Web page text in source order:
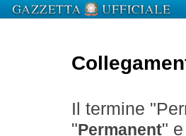
Il termine
" Permanent"